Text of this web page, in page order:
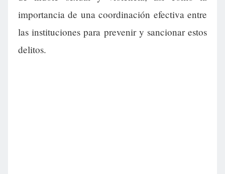
importancia de una coordinación efectiva entre
las instituciones para prevenir y sancionar estos
delitos.